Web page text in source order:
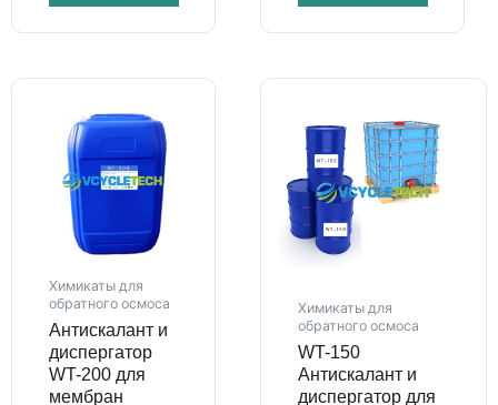
Химикаты для
обратного осмоса
Антискалант и
диспергатор
WT-200 для
мембран
Химикаты для
обратного осмоса
WT-150
Антискалант и
диспергатор для